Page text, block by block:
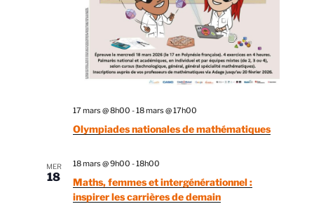
Olympiades nationales de mathématiques
17 mars @ 8h00 -18 mars @ 17h00
MER
18
Maths, femmes et intergénérationnel :
inspirer les carrières de demain
18 mars @ 9h00 -18h00